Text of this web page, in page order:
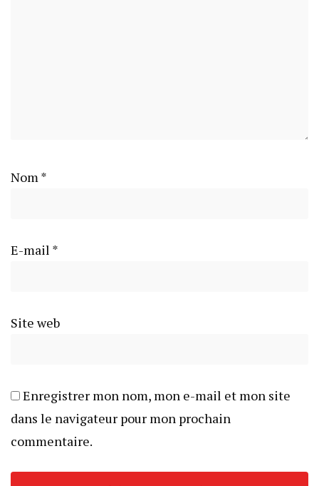
Nom *
E-mail *
Site web
Enregistrer mon nom, mon e-mail et mon site
dans le navigateur pour mon prochain
commentaire.